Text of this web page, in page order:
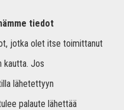
tiedot
jotka olet itse toimittanut
kautta. Jos
lähetettyyn
palaute lähettää